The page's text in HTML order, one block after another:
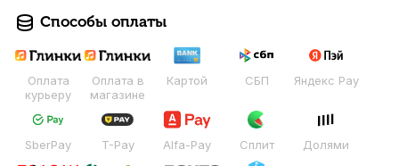
Способы оплаты
Оплата
курьеру
Оплата в
магазине
Картой СБП Яндекс Pay
SberPay T-Pay Alfa-Pay Сплит Долями